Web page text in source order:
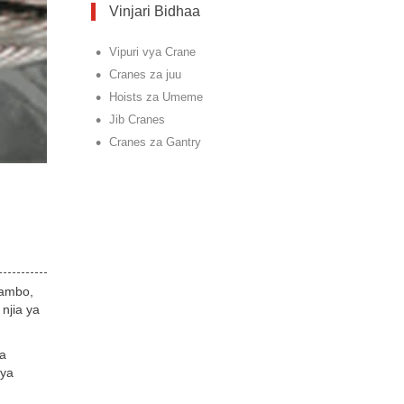
ya
Vinjari Bidhaa
• Vipuri vya Crane
• Cranes za juu
• Hoists za Umeme
• Jib Cranes
• Cranes za Gantry